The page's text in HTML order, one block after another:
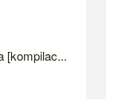
[kompilac...